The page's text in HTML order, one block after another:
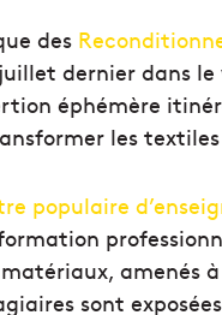
des
dernier dans
éphémère
les
populaire
amenés
sont